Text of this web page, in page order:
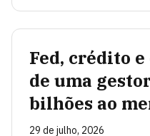
Fed, crédito
de uma
bilhões ao
29 de julho, 2026